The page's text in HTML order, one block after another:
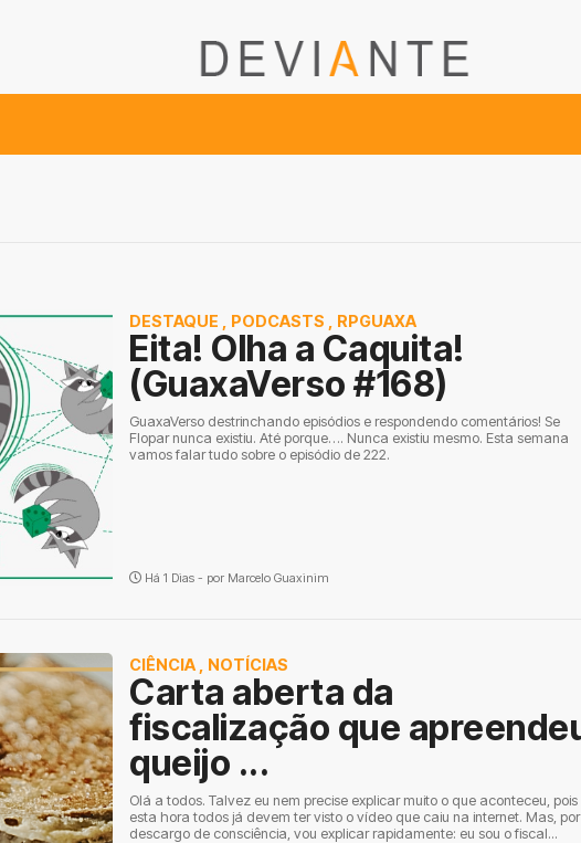
DESTAQUE PODCASTS RPGUAXA
Eita! Olha a Caquita!
(GuaxaVerso #168)
GuaxaVerso destrinchando episódios e respondendo comentários! Se
Flopar nunca existiu. Até porque…. Nunca existiu mesmo. Esta semana
vamos falar tudo sobre o episódio de 222.
Há 1 Dias - por Marcelo Guaxinim
CIÊNCIA NOTÍCIAS
Carta aberta da
fiscalização que
queijo ...
Olá a todos. Talvez eu nem precise explicar muito o que aconteceu, pois
esta hora todos já devem ter visto o vídeo que caiu na internet. Mas, por
descargo de consciência, vou explicar rapidamente: eu sou o fiscal...